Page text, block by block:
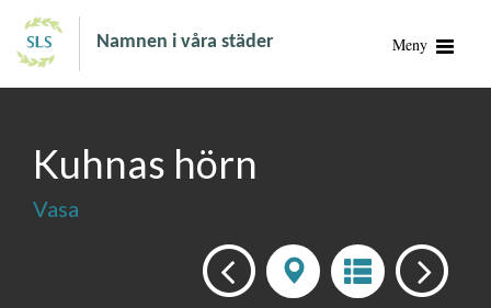
Namnen i våra städer Meny
Kuhnas hörn
Vasa